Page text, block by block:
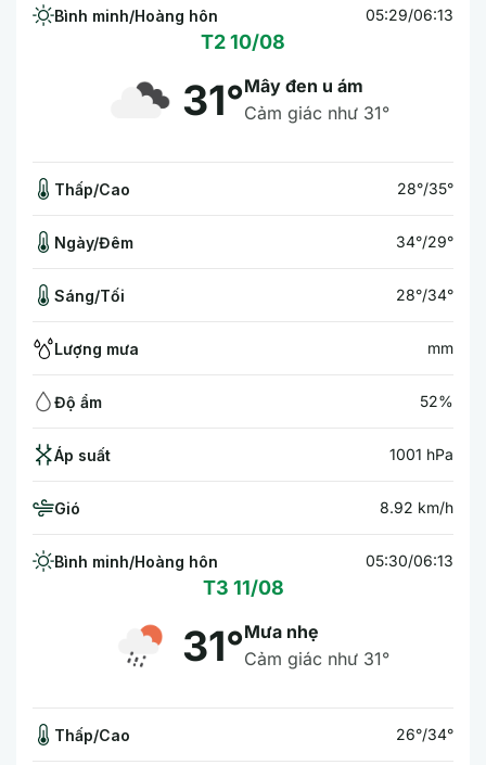
Bình minh/Hoàng hôn 05:29/06:13
T2 10/08
31°Mây đen u ám
Cảm giác như 31°
Thấp/Cao 28°/35°
Ngày/Đêm 34°/29°
Sáng/Tối 28°/34°
Lượng mưa mm
Độ ẩm 52%
Áp suất 1001 hPa
Gió 8.92 km/h
Bình minh/Hoàng hôn 05:30/06:13
T3 11/08
31°Mưa nhẹ
Cảm giác như 31°
Thấp/Cao 26°/34°